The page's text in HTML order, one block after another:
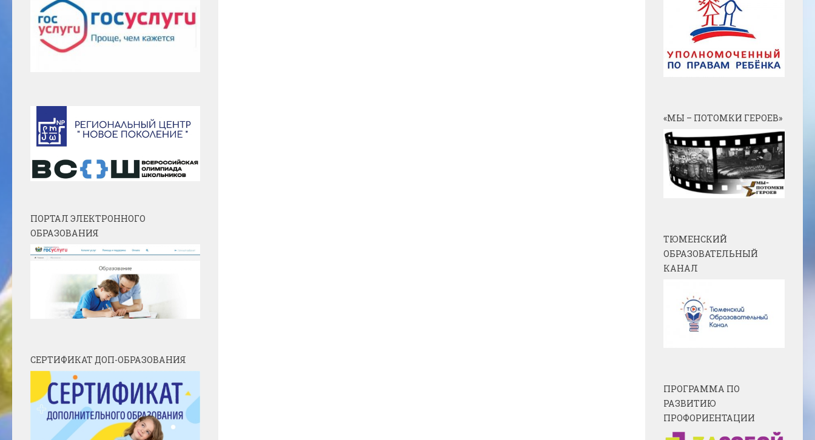
ПОРТАЛ ЭЛЕКТРОННОГО
ОБРАЗОВАНИЯ
СЕРТИФИКАТ ДОП-ОБРАЗОВАНИЯ
«МЫ – ПОТОМКИ ГЕРОЕВ»
ТЮМЕНСКИЙ
ОБРАЗОВАТЕЛЬНЫЙ
КАНАЛ
ПРОГРАММА ПО
РАЗВИТИЮ
ПРОФОРИЕНТАЦИИ